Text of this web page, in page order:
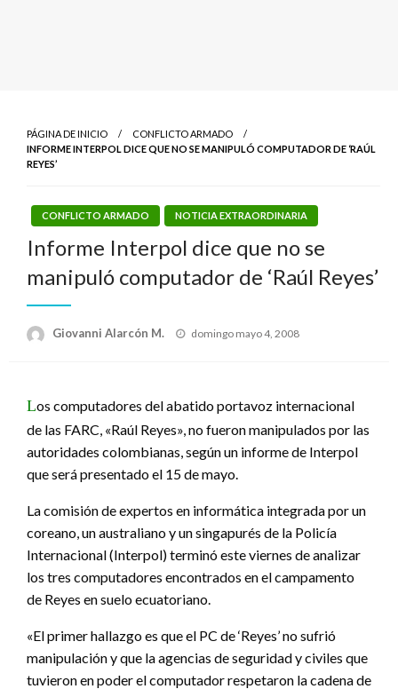
PÁGINA DE INICIO
CONFLICTO ARMADO
INFORME INTERPOL DICE QUE NO SE MANIPULÓ COMPUTADOR DE ‘RAÚL
REYES’
CONFLICTO ARMADO NOTICIA EXTRAORDINARIA
Informe Interpol dice que no se
manipuló computador de ‘Raúl Reyes’
Giovanni Alarcón M.
Publicado
domingo mayo 4, 2008
Los computadores del abatido portavoz internacional
de las FARC, «Raúl Reyes», no fueron manipulados por las
autoridades colombianas, según un informe de Interpol
que será presentado el 15 de mayo.
La comisión de expertos en informática integrada por un
coreano, un australiano y un singapurés de la Policía
Internacional (Interpol) terminó este viernes de analizar
los tres computadores encontrados en el campamento
de Reyes en suelo ecuatoriano.
«El primer hallazgo es que el PC de ‘Reyes’ no sufrió
manipulación y que la agencias de seguridad y civiles que
tuvieron en poder el computador respetaron la cadena de